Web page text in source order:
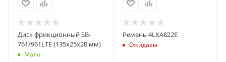
Диск фрикционный SB-
761/961LTE (135х25х20 мм)
Мало
Ремень 4LXA822E
Ожидаем